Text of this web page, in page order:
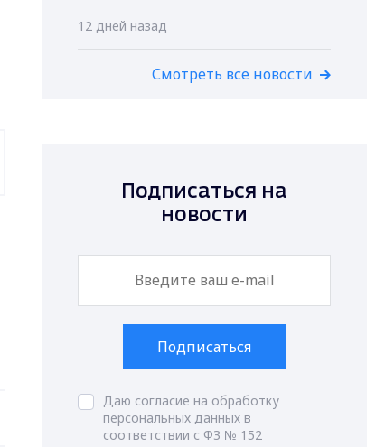
12 дней назад
Смотреть все новости
Подписаться на
новости
Подписаться
Даю согласие на обработку
персональных данных в
соответствии с ФЗ № 152